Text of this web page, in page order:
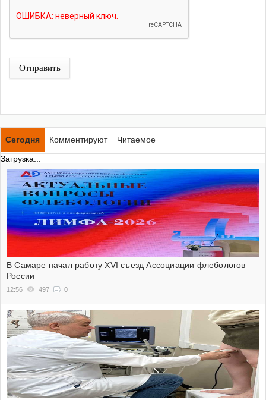
Отправить
Сегодня Комментируют
Читаемое
Загрузка...
В Самаре начал работу XVI съезд Ассоциации флебологов
России
12:56 497 0